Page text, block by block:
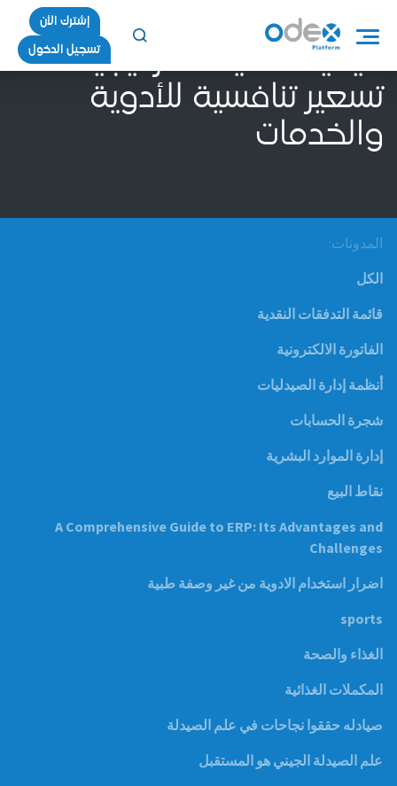
إشترك الأن
تسجيل الدخولكيفية تحديد استراتيجية
تسعير تنافسية للأدوية
والخدمات
المدونات:
الكل
قائمة التدفقات النقدية
الفاتورة الالكترونية
أنظمة إدارة الصيدليات
شجرة الحسابات
إدارة الموارد البشرية
نقاط البيع
A Comprehensive Guide to ERP: Its Advantages and
Challenges
اضرار استخدام الادوية من غير وصفة طبية
sports
الغذاء والصحة
المكملات الغذائية
صيادله حققوا نجاحات في علم الصيدلة
علم الصيدلة الجيني هو المستقبل